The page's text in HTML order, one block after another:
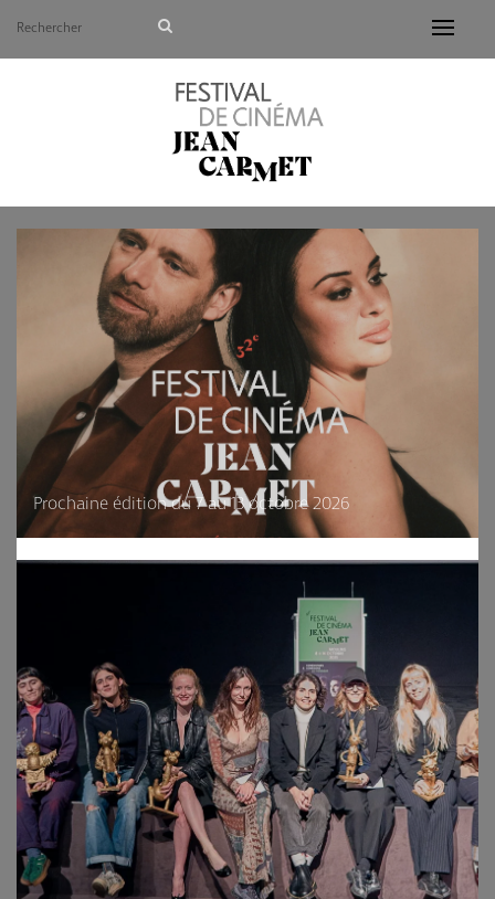
Avant de continuer, contrôlez l'utilisation de vos
Prochaine édition du 7 au 13 octobre 2026